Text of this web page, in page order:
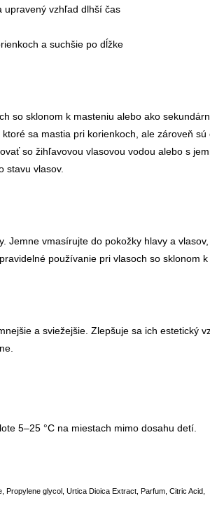
upravený vzhľad dlhší čas
a suchšie po dĺžke
so sklonom k masteniu alebo ako
sa mastia pri korienkoch, ale zároveň sú
so žihľavovou vlasovou vodou alebo s
stavu vlasov.
Jemne vmasírujte do pokožky hlavy a
používanie pri vlasoch so sklonom k
a sviežejšie. Zlepšuje sa ich estetický
5–25 °C na miestach mimo dosahu detí.
Propylene glycol, Urtica Dioica Extract, Parfum, Citric Acid,